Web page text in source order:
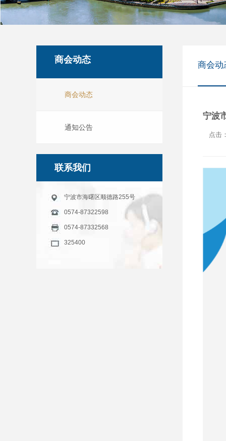
商会动态
商会动态
通知公告
联系我们
宁波市海曙区顺德路255号
0574-87322598
0574-87332568
325400
商会动
宁波
点击